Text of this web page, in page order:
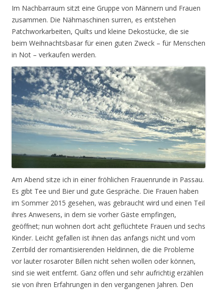
Im Nachbarraum sitzt eine Gruppe von Männern und Frauen
zusammen. Die Nähmaschinen surren, es entstehen
Patchworkarbeiten, Quilts und kleine Dekostücke, die sie
beim Weihnachtsbasar für einen guten Zweck – für Menschen
in Not – verkaufen werden.
Am Abend sitze ich in einer fröhlichen Frauenrunde in Passau.
Es gibt Tee und Bier und gute Gespräche. Die Frauen haben
im Sommer 2015 gesehen, was gebraucht wird und einen Teil
ihres Anwesens, in dem sie vorher Gäste empfingen,
geöffnet; nun wohnen dort acht geflüchtete Frauen und sechs
Kinder. Leicht gefallen ist ihnen das anfangs nicht und vom
Zerrbild der romantisierenden Heldinnen, die die Probleme
vor lauter rosaroter Billen nicht sehen wollen oder können,
sind sie weit entfernt. Ganz offen und sehr aufrichtig erzählen
sie von ihren Erfahrungen in den vergangenen Jahren. Den